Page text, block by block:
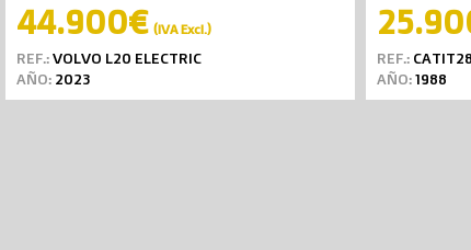
44.900€ (IVA Excl.)
REF.:VOLVO L20 ELECTRIC
AÑO: 2023
REF.:
AÑO:1988